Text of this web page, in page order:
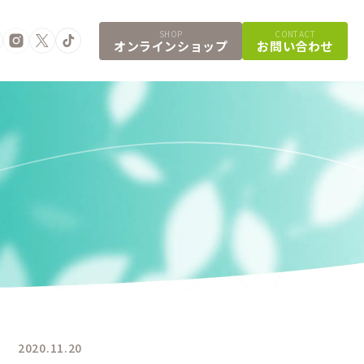
SHOP
オンラインショップ
CONTACT
お問い合わせ
2020.11.20